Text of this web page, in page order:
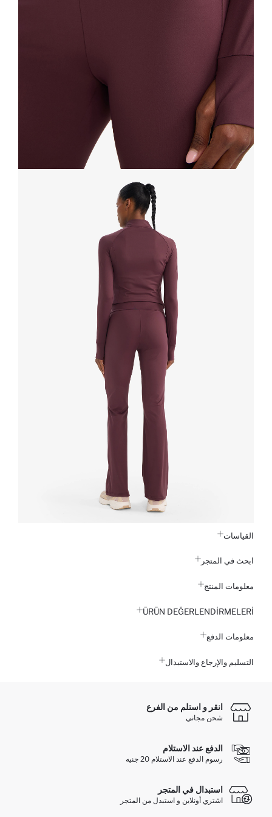
القياسات
ابحث في المتجر
معلومات المنتج
ÜRÜN DEĞERLENDİRMELERİ
معلومات الدفع
التسليم والإرجاع والاستبدال
انقر و استلم من الفرع
شحن مجاني
الدفع عند الاستلام
رسوم الدفع عند الاستلام 20 جنيه
استبدال في المتجر
اشتري أونلاين و استبدل من المتجر